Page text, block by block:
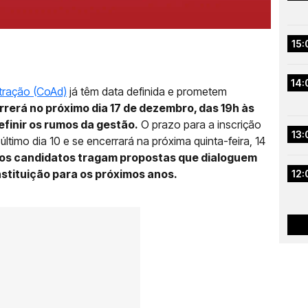
(CoAd) já têm data definida e prometem
no próximo dia 17 de dezembro, das 19h às
os rumos da gestão. O prazo para a inscrição
dia 10 e se encerrará na próxima quinta-feira, 14
candidatos tragam propostas que dialoguem
para os próximos anos.